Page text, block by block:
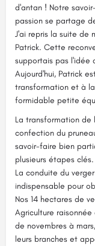
d'antan ! Notre
passion se partage
J'ai repris la suite de
Patrick. Cette
supportais pas l'idée
Aujourd'hui, Patrick
transformation et à
formidable petite
La transformation de
confection du
savoir-faire bien
plusieurs étapes clés.
La conduite du
indispensable pour
Nos 14 hectares de
Agriculture
de novembres à
leurs branches et